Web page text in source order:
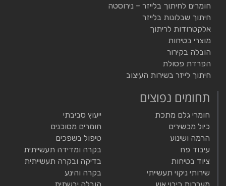
חומרים לחיתוך בלייזר – נירוסטה
חיתוך שבלונות בלייזר
אלקטרודות לריתוך
מוצרי בטיחות
הובלה בקירור
הפרדת פסולת
חיתוך לייזר בשירות העיצוב
תחומים נפוצים
חומרי גלם מתכת
כיול מכשירים
הרמה ושינוע
עיבוד פח
ציוד בטיחות
שירותי ניקוי תעשייתי
מערכות כיבוי אש
ייעוץ סביבתי
חומרים מסוכנים
טיפול בשפכים
בקרה ומדידה תעשייתית
בדיקה ובקרה תעשייתית
בקרה והינע
הובלה יבשתית